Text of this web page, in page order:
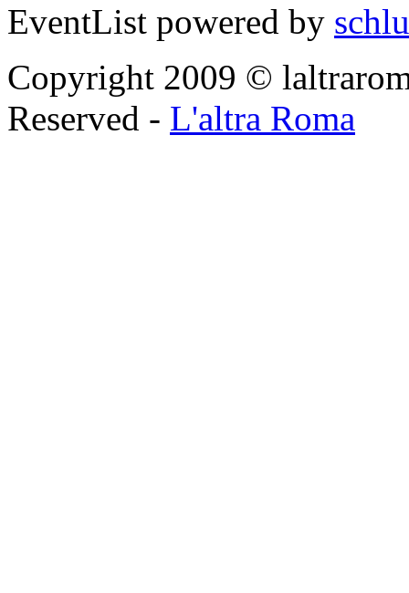
EventList powered by
Copyright 2009 ©
Reserved - L'altra Roma